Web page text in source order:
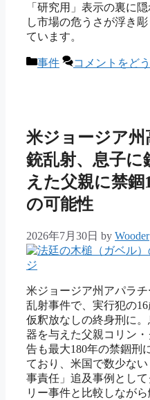
「研究用」表示の裏に
し市場の危うさが浮き
ています。
カ
事件 コメントをど
米ジョージア州
銃乱射、息子に
えた父親に禁錮
の可能性
2026年7月30日 by Wooder
米ジョージア州アパラ
乱射事件で、実行犯の
仮釈放なしの終身刑に
器を与えた父親コリン
告も最大180年の禁錮刑
ており、米国で数少ない
事責任」追及事例とし
リー事件と比較しながら